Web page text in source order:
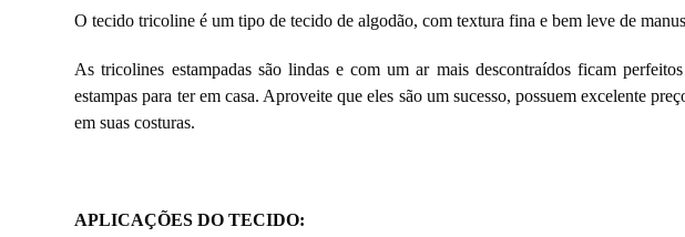
O tecido tricoline é um tipo de tecido de algodão, com textura fina e bem leve de
As tricolines estampadas são lindas e com um ar mais descontraídos ficam
estampas para ter em casa. Aproveite que eles são um sucesso, possuem excelente
em suas costuras.
APLICAÇÕES DO TECIDO: